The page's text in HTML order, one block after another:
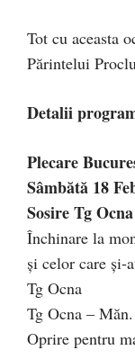
Tot cu aceasta
Părintelui
Detalii
Plecare
Sâmbătă 18
Sosire Tg Ocna
Închinare la
și celor care și-
Tg Ocna
Tg Ocna –
Oprire pentru